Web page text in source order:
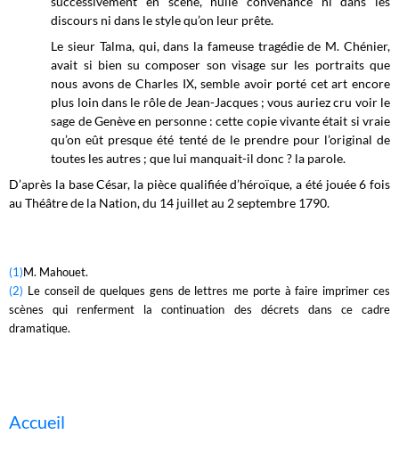
discours ni dans le style qu’on leur prête.
Le sieur Talma, qui, dans la fameuse tragédie de M. Chénier,
avait si bien su composer son visage sur les portraits que
nous avons de Charles IX, semble avoir porté cet art encore
plus loin dans le rôle de Jean-Jacques ; vous auriez cru voir le
sage de Genève en personne : cette copie vivante était si vraie
qu’on eût presque été tenté de le prendre pour l’original de
toutes les autres ; que lui manquait-il donc ? la parole.
D’après la base César, la pièce qualifiée d’héroïque, a été jouée 6 fois
au Théâtre de la Nation, du 14 juillet au 2 septembre 1790.
(1)M. Mahouet.
(2) Le conseil de quelques gens de lettres me porte à faire imprimer ces
scènes qui renferment la continuation des décrets dans ce cadre
dramatique.
Accueil